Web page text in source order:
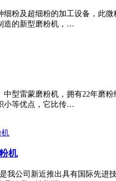
细粉及超细粉的加工设备，此
造的新型磨粉机，…
中型雷蒙磨粉机，拥有22年磨
小等优点，它比传…
机
我公司新近推出具有国际先进